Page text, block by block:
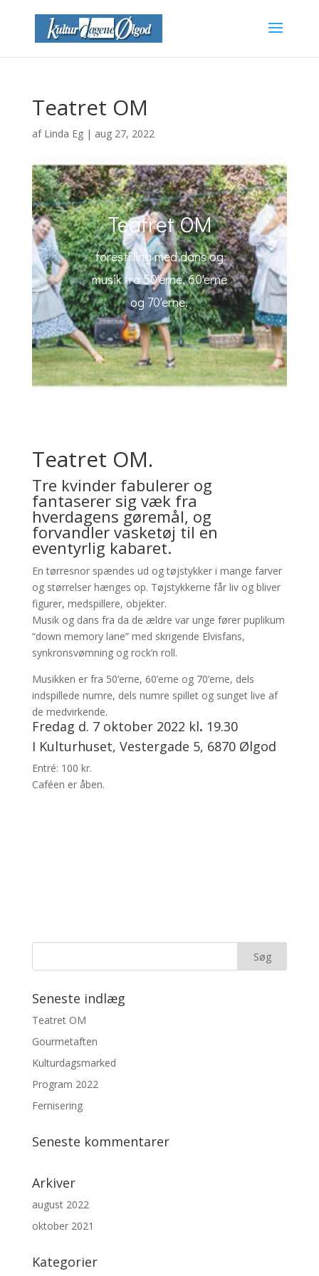
Teatret OM
af Linda Eg| aug 27, 2022
Teatret OM
forestilling med dans og
musik fra 50'erne, 60'erne
og 70'erne.
Teatret OM.
Tre kvinder fabulerer og
fantaserer sig væk fra
hverdagens gøremål, og
forvandler vasketøj til en
eventyrlig kabaret.
En tørresnor spændes ud og tøjstykker i mange farver
og størrelser hænges op. Tøjstykkerne får liv og bliver
figurer, medspillere, objekter.
Musik og dans fra da de ældre var unge fører puplikum
“down memory lane” med skrigende Elvisfans,
synkronsvømning og rock’n roll.
Musikken er fra 50’erne, 60’erne og 70’erne, dels
indspillede numre, dels numre spillet og sunget live af
de medvirkende.
Fredag d. 7 oktober 2022 kl. 19.30
I Kulturhuset, Vestergade 5, 6870 Ølgod
Entré: 100 kr.
Caféen er åben.
Seneste indlæg
Teatret OM
Gourmetaften
Kulturdagsmarked
Program 2022
Fernisering
Seneste kommentarer
Arkiver
august 2022
oktober 2021
Kategorier